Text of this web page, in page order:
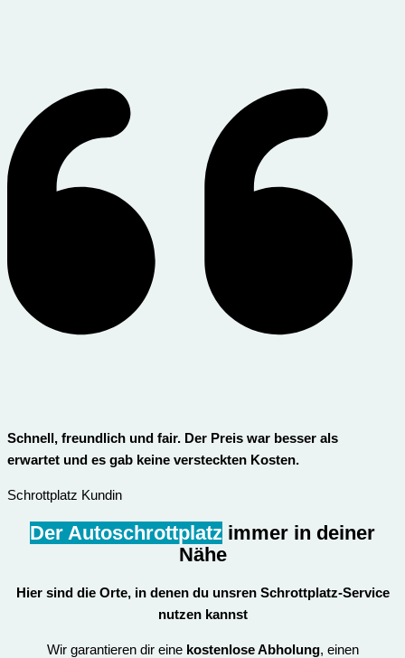
Schnell, freundlich und fair. Der Preis war besser als
erwartet und es gab keine versteckten Kosten.
Schrottplatz Kundin
Der Autoschrottplatz immer in deiner
Nähe
Hier sind die Orte, in denen du unsren Schrottplatz-Service
nutzen kannst
Wir garantieren dir eine kostenlose Abholung, einen